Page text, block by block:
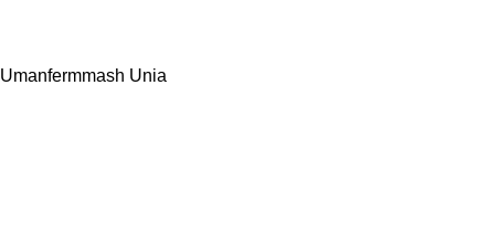
Umanfermmash Unia